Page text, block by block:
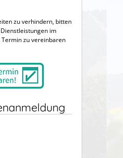
zu verhindern, bitten
im
zu vereinbaren